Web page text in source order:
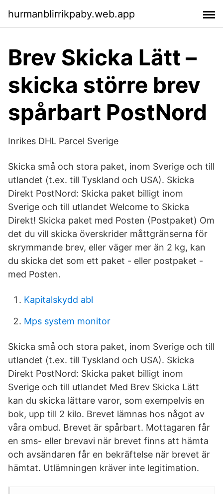
hurmanblirrikpaby.web.app
Brev Skicka Lätt –
skicka större brev
spårbart PostNord
Inrikes DHL Parcel Sverige
Skicka små och stora paket, inom Sverige och till
utlandet (t.ex. till Tyskland och USA). Skicka
Direkt PostNord: Skicka paket billigt inom
Sverige och till utlandet Welcome to Skicka
Direkt! Skicka paket med Posten (Postpaket) Om
det du vill skicka överskrider måttgränserna för
skrymmande brev, eller väger mer än 2 kg, kan
du skicka det som ett paket - eller postpaket -
med Posten.
Kapitalskydd abl
Mps system monitor
Skicka små och stora paket, inom Sverige och till
utlandet (t.ex. till Tyskland och USA). Skicka
Direkt PostNord: Skicka paket billigt inom
Sverige och till utlandet Med Brev Skicka Lätt
kan du skicka lättare varor, som exempelvis en
bok, upp till 2 kilo. Brevet lämnas hos något av
våra ombud. Brevet är spårbart. Mottagaren får
en sms- eller brevavi när brevet finns att hämta
och avsändaren får en bekräftelse när brevet är
hämtat. Utlämningen kräver inte legitimation.